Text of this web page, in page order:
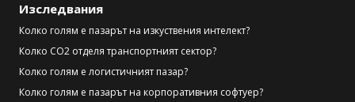
Изследвания
Колко голям е пазарът на изкуствения интелект?
Колко CO2 отделя транспортният сектор?
Колко голям е логистичният пазар?
Колко голям е пазарът на корпоративния софтуер?